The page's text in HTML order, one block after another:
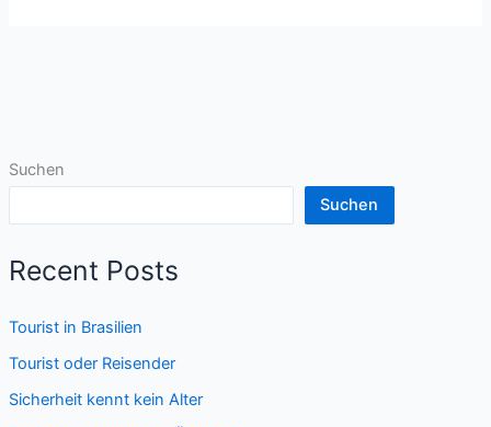
Suchen
Suchen
Recent Posts
Tourist in Brasilien
Tourist oder Reisender
Sicherheit kennt kein Alter